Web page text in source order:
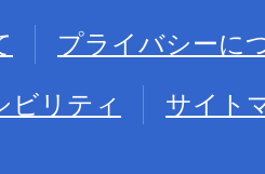
プライバシーに
ビリティ
サイト